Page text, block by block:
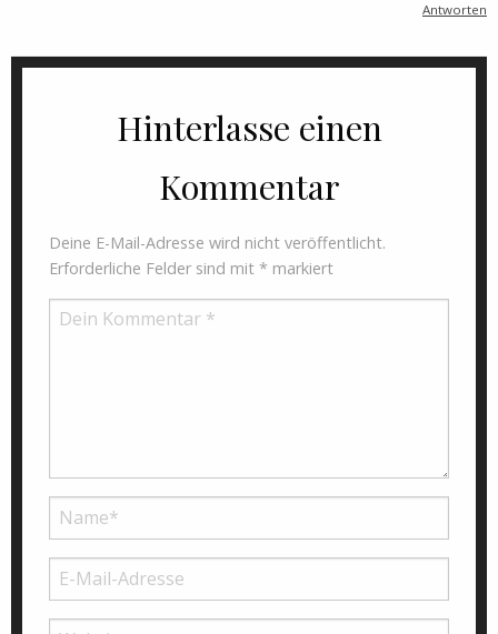
Antworten
Hinterlasse einen
Kommentar
Deine E-Mail-Adresse wird nicht veröffentlicht.
Erforderliche Felder sind mit * markiert